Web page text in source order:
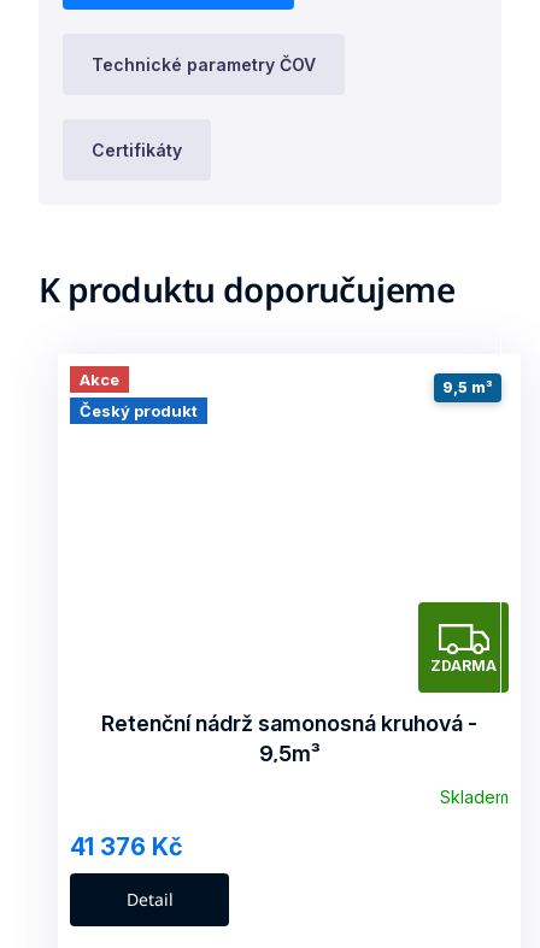
Technické parametry ČOV
Certifikáty
K produktu doporučujeme
Akce
Český produkt
Z
D
R
ZDARMA
9,5 m³
Retenční nádrž samonosná kruhová -
9,5m³
Skladem
41 376 Kč
Detail